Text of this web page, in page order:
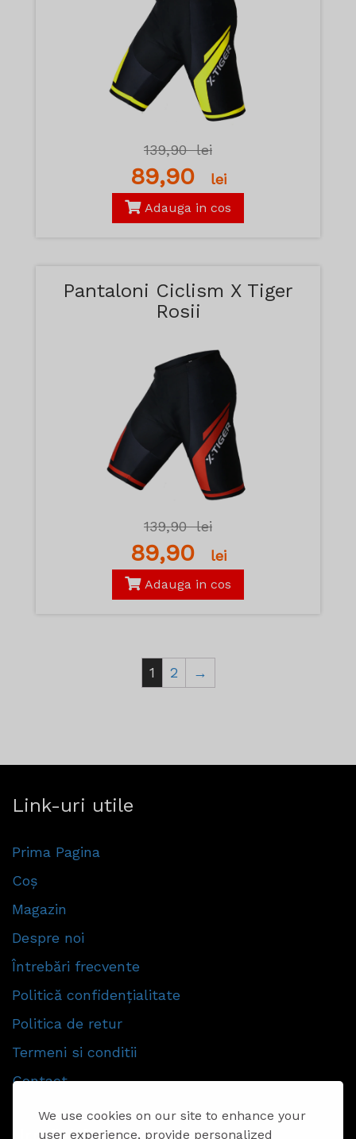
We use cookies on our site to enhance your
user experience, provide personalized
139,90lei
89,90 lei
Adauga in cos
Pantaloni Ciclism X Tiger
Rosii
139,90lei
89,90 lei
Adauga in cos
1 2 →
Link-uri utile
Prima Pagina
Coș
Magazin
Despre noi
Întrebări frecvente
Politică confidențialitate
Politica de retur
Termeni si conditii
Contact